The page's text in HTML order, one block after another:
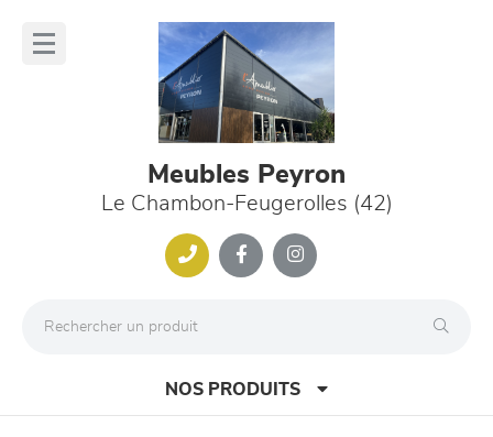
Meubles Peyron
Le Chambon-Feugerolles (42)
NOS PRODUITS